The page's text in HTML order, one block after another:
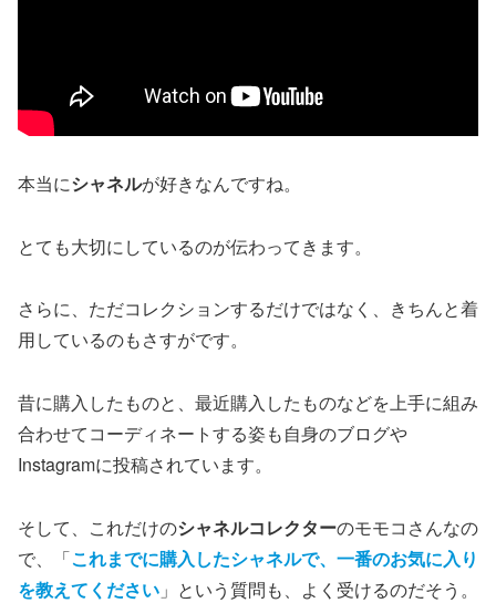
本当にシャネルが好きなんですね。
とても大切にしているのが伝わってきます。
さらに、ただコレクションするだけではなく、きちんと着
用しているのもさすがです。
昔に購入したものと、最近購入したものなどを上手に組み
合わせてコーディネートする姿も自身のブログや
Instagramに投稿されています。
そして、これだけのシャネルコレクターのモモコさんなの
で、「これまでに購入したシャネルで、一番のお気に入り
を教えてください 」という質問も、よく受けるのだそう。